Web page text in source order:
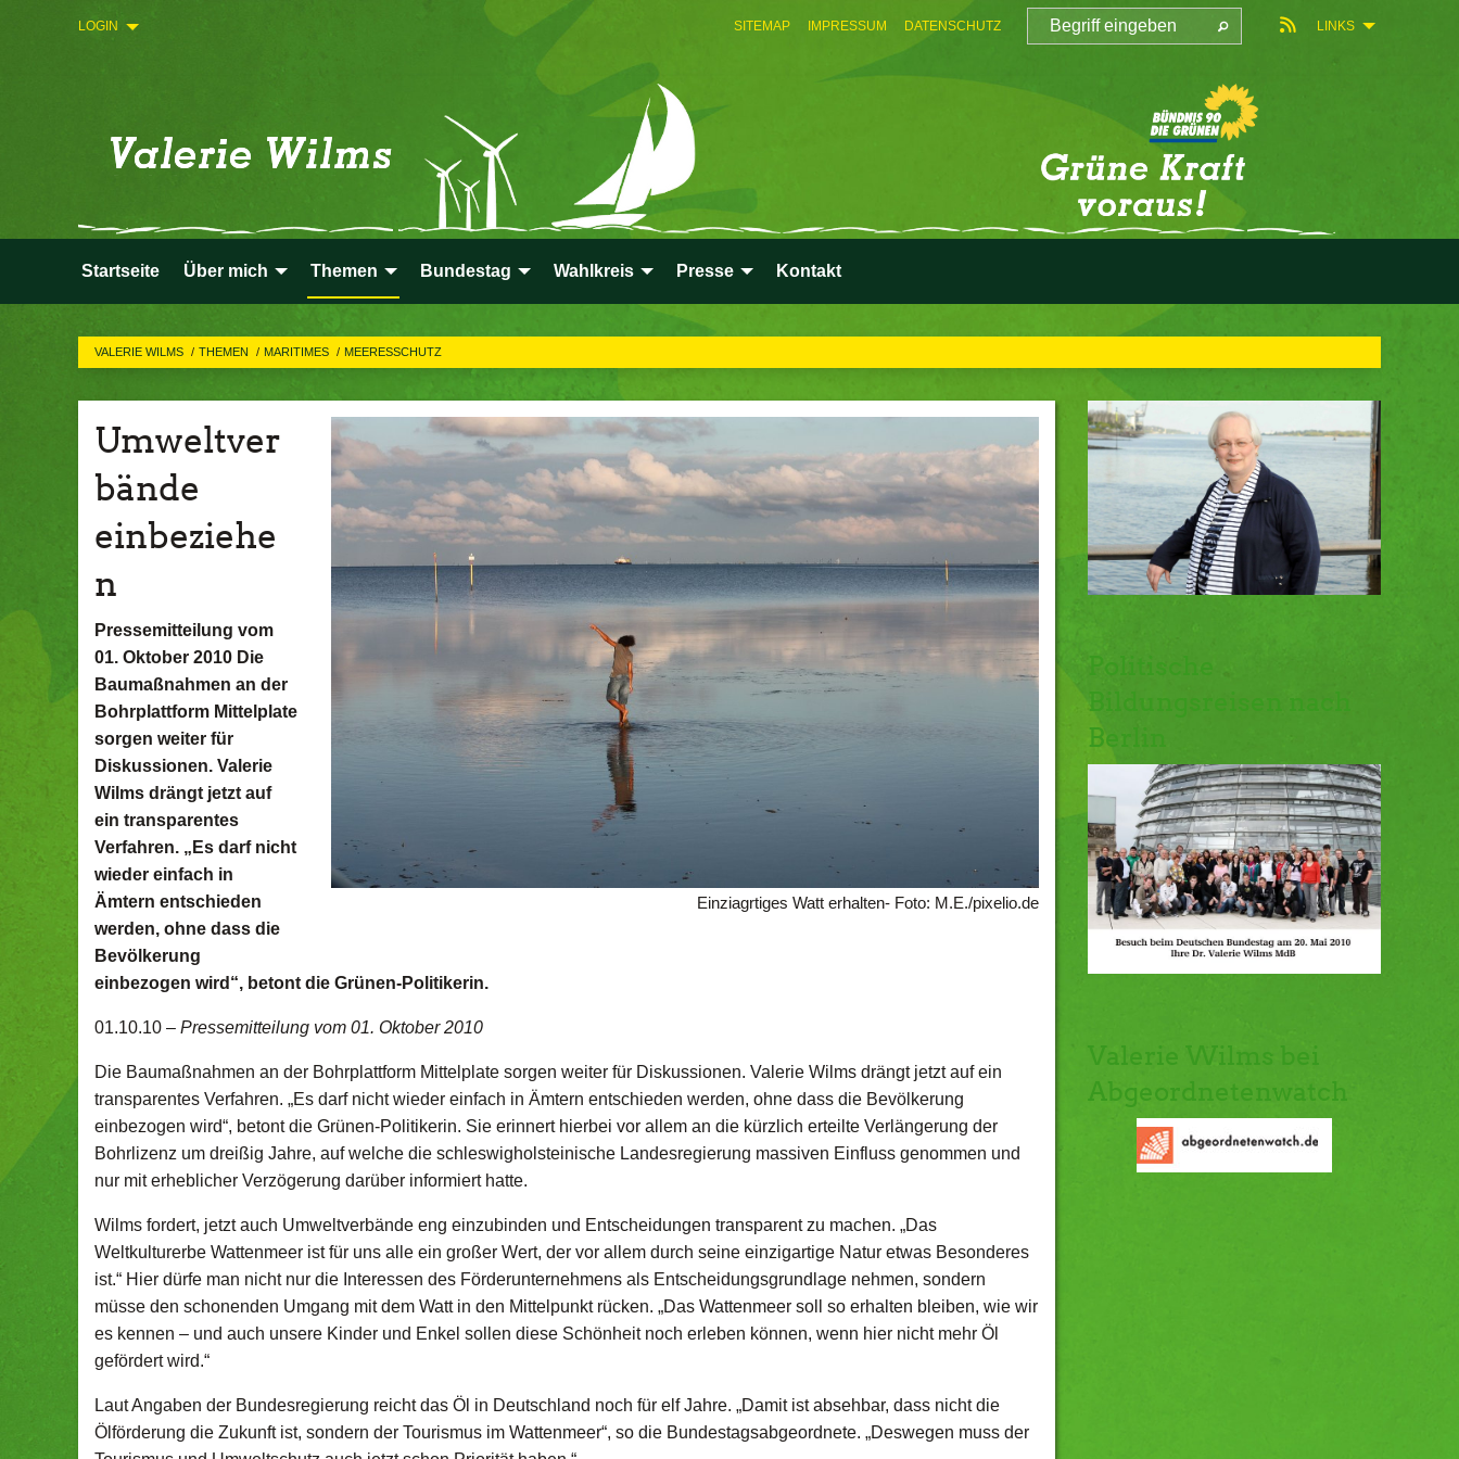
LINKS
SITEMAP IMPRESSUM DATENSCHUTZ
LOGIN
Startseite Über mich Themen Bundestag Wahlkreis Presse Kontakt
VALERIE WILMS THEMEN MARITIMES MEERESSCHUTZ
Einziagrtiges Watt erhalten- Foto: M.E./pixelio.de
Umweltver
bände
einbeziehe
n
Pressemitteilung vom
01. Oktober 2010 Die
Baumaßnahmen an der
Bohrplattform Mittelplate
sorgen weiter für
Diskussionen. Valerie
Wilms drängt jetzt auf
ein transparentes
Verfahren. „Es darf nicht
wieder einfach in
Ämtern entschieden
werden, ohne dass die
Bevölkerung
einbezogen wird“, betont die Grünen-Politikerin.
01.10.10 – Pressemitteilung vom 01. Oktober 2010
Die Baumaßnahmen an der Bohrplattform Mittelplate sorgen weiter für Diskussionen. Valerie Wilms drängt jetzt auf ein
transparentes Verfahren. „Es darf nicht wieder einfach in Ämtern entschieden werden, ohne dass die Bevölkerung
einbezogen wird“, betont die Grünen-Politikerin. Sie erinnert hierbei vor allem an die kürzlich erteilte Verlängerung der
Bohrlizenz um dreißig Jahre, auf welche die schleswigholsteinische Landesregierung massiven Einfluss genommen und
nur mit erheblicher Verzögerung darüber informiert hatte.
Wilms fordert, jetzt auch Umweltverbände eng einzubinden und Entscheidungen transparent zu machen. „Das
Weltkulturerbe Wattenmeer ist für uns alle ein großer Wert, der vor allem durch seine einzigartige Natur etwas Besonderes
ist.“ Hier dürfe man nicht nur die Interessen des Förderunternehmens als Entscheidungsgrundlage nehmen, sondern
müsse den schonenden Umgang mit dem Watt in den Mittelpunkt rücken. „Das Wattenmeer soll so erhalten bleiben, wie wir
es kennen – und auch unsere Kinder und Enkel sollen diese Schönheit noch erleben können, wenn hier nicht mehr Öl
gefördert wird.“
Laut Angaben der Bundesregierung reicht das Öl in Deutschland noch für elf Jahre. „Damit ist absehbar, dass nicht die
Ölförderung die Zukunft ist, sondern der Tourismus im Wattenmeer“, so die Bundestagsabgeordnete. „Deswegen muss der
Politische
Bildungsreisen nach
Berlin
Valerie Wilms bei
Abgeordnetenwatch